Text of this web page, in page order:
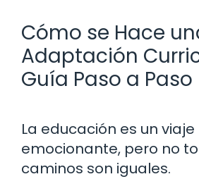
Cómo se Hace
Adaptación
Guía Paso a Paso
La educación es un viaje
emocionante, pero no
caminos son iguales.